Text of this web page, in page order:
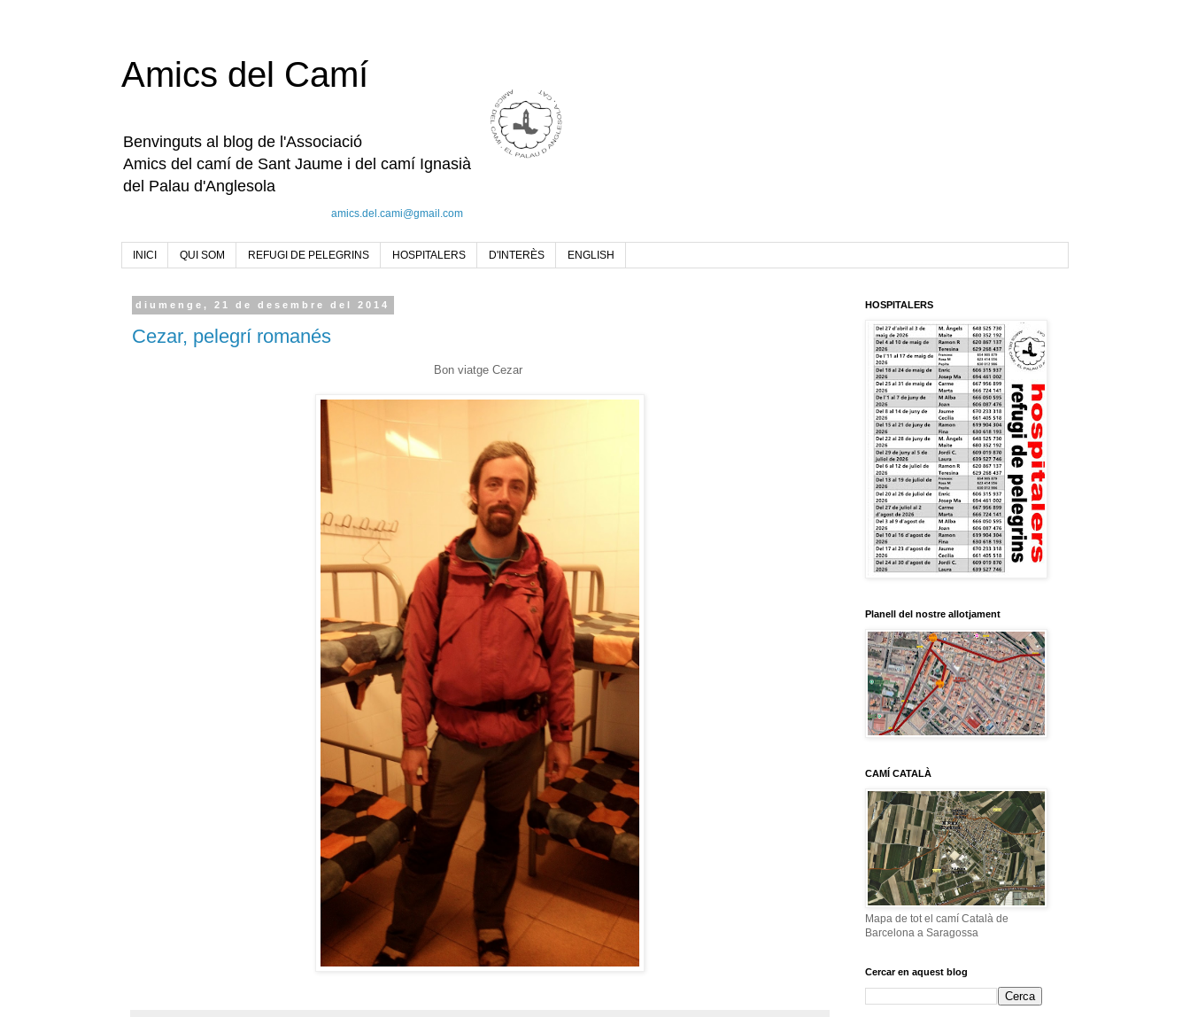
Amics del Camí
Benvinguts al blog de l'Associació
Amics del camí de Sant Jaume i del camí Ignasià
del Palau d'Anglesola
amics.del.cami@gmail.com
INICI QUI SOM REFUGI DE PELEGRINS HOSPITALERS D'INTERÈS ENGLISH
diumenge, 21 de desembre del 2014
Cezar, pelegrí romanés
Bon viatge Cezar
HOSPITALERS
Planell del nostre allotjament
CAMÍ CATALÀ
Mapa de tot el camí Català de
Barcelona a Saragossa
Cercar en aquest blog